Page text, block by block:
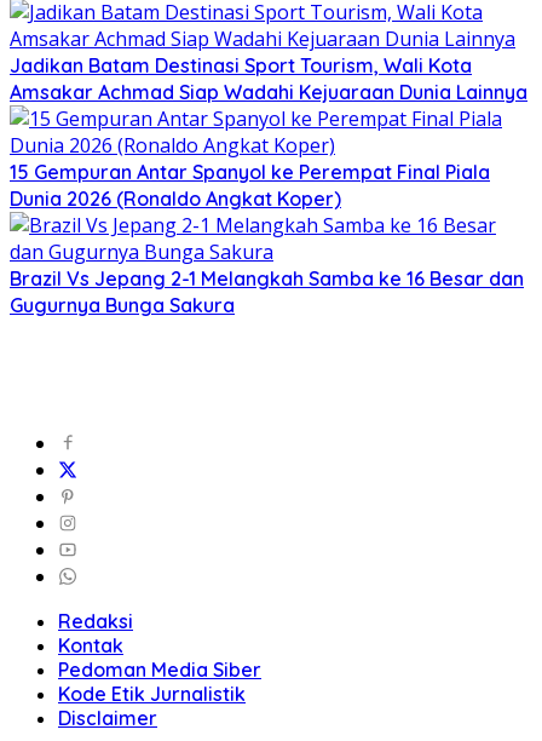
Jadikan Batam Destinasi Sport Tourism, Wali Kota
Amsakar Achmad Siap Wadahi Kejuaraan Dunia Lainnya
15 Gempuran Antar Spanyol ke Perempat Final Piala
Dunia 2026 (Ronaldo Angkat Koper)
Brazil Vs Jepang 2-1 Melangkah Samba ke 16 Besar dan
Gugurnya Bunga Sakura
Redaksi
Kontak
Pedoman Media Siber
Kode Etik Jurnalistik
Disclaimer